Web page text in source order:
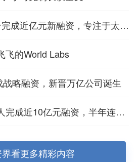
成近亿元新融资，专注于太空
飞的World Labs
略融资，新晋万亿公司诞生
完成近10亿元融资，半年连获
看更多精彩内容